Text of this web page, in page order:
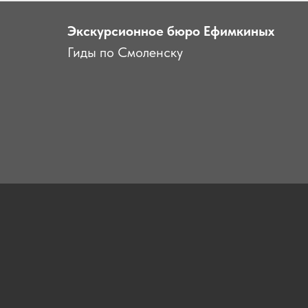
Экскурсионное бюро Ефимкиных
Гиды по Смоленску